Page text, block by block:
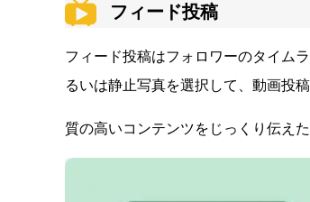
フィード投稿
フィード投稿はフォロワーのタイム
るいは静止写真を選択して、動画投稿
質の高いコンテンツをじっくり伝えた